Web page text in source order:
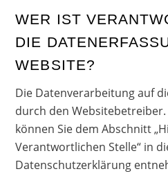
WER IST
DIE
WEBSITE?
Die Datenverarbeitung auf
durch den
können Sie dem Abschnitt
Verantwortlichen Stelle“ in
Datenschutzerklärung